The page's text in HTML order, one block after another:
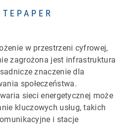
w przestrzeni cyfrowej,
zagrożona jest infrastruktura
znaczenie dla
społeczeństwa.
sieci energetycznej może
kluczowych usług, takich
i stacje